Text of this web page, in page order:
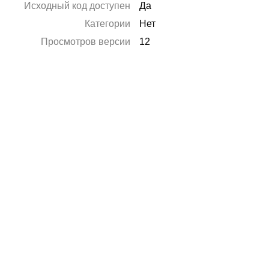
Исходный код доступен
Да
Категории
Нет
Просмотров версии
12